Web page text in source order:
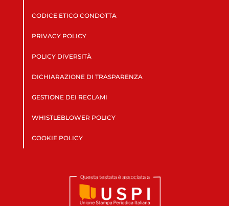
CODICE ETICO CONDOTTA
PRIVACY POLICY
POLICY DIVERSITÀ
DICHIARAZIONE DI TRASPARENZA
GESTIONE DEI RECLAMI
WHISTLEBLOWER POLICY
COOKIE POLICY